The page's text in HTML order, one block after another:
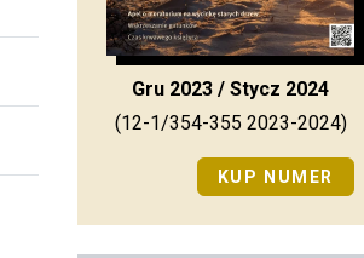
Gru 2023 / Stycz 2024
(12-1/354-355 2023-2024)
KUP NUMER